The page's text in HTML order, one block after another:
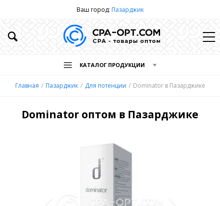
Ваш город: Пазарджик
КАТАЛОГ ПРОДУКЦИИ
Главная Пазарджик Для потенции Dominator в Пазарджике
Dominator оптом в Пазарджике